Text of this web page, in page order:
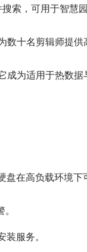
，可用于智慧
名剪辑师提供
为适用于热数据
在高负载环境下
服务。